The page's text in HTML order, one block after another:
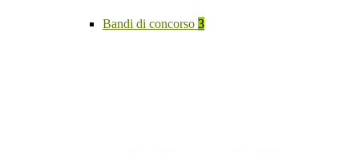
Bandi di concorso 3